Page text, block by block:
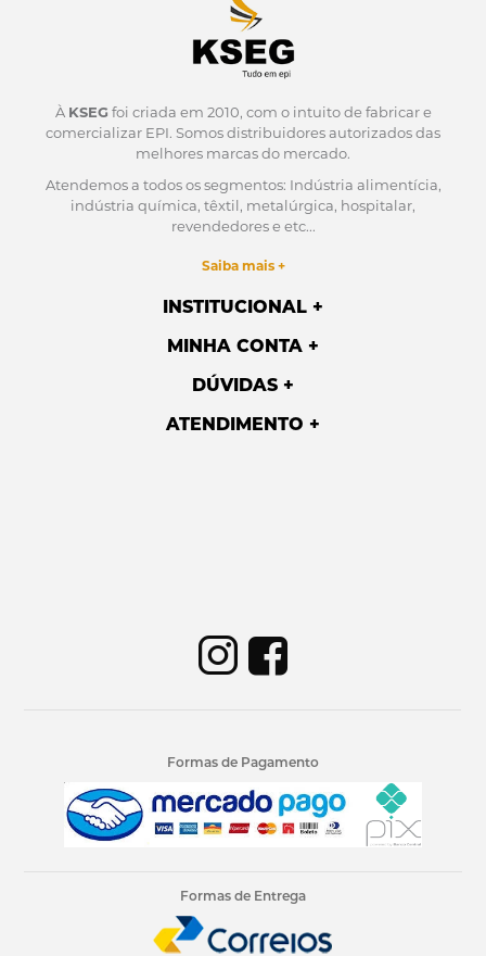
À KSEG foi criada em 2010, com o intuito de fabricar e
comercializar EPI. Somos distribuidores autorizados das
melhores marcas do mercado.
Atendemos a todos os segmentos: Indústria alimentícia,
indústria química, têxtil, metalúrgica, hospitalar,
revendedores e etc...
Saiba mais +
INSTITUCIONAL
MINHA CONTA
DÚVIDAS
ATENDIMENTO
Formas de Pagamento
Formas de Entrega